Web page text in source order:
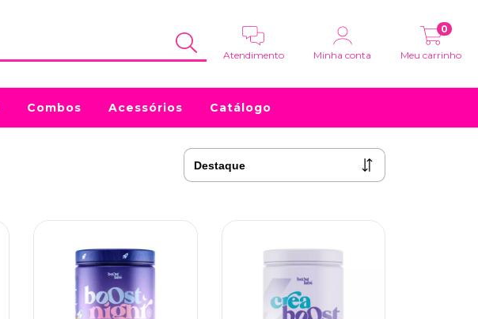
Atendimento Minha conta Meu carrinho
0
Combos Acessórios Catálogo